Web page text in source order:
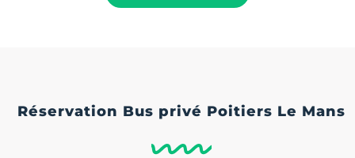
Réservation Bus privé Poitiers Le Mans